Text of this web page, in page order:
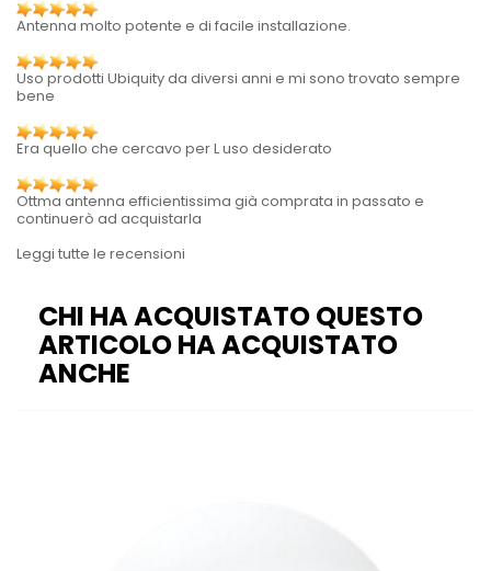
Antenna molto potente e di facile installazione.
Uso prodotti Ubiquity da diversi anni e mi sono trovato sempre
bene
Era quello che cercavo per L uso desiderato
Ottma antenna efficientissima già comprata in passato e
continuerò ad acquistarla
Leggi tutte le recensioni
CHI HA ACQUISTATO QUESTO
ARTICOLO HA ACQUISTATO
ANCHE